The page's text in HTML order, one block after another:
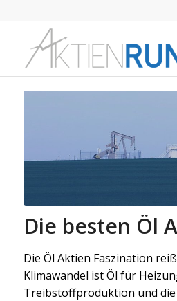
Die besten Öl
Die Öl Aktien Faszination
Klimawandel ist Öl für
Treibstoffproduktion und